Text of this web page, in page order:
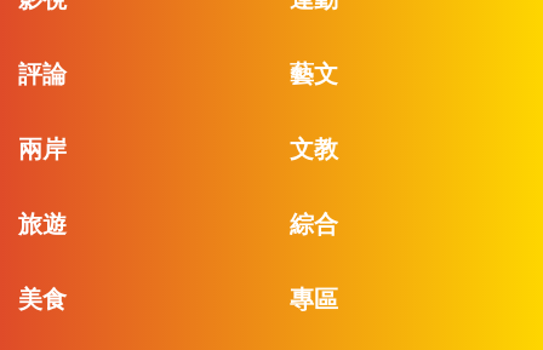
評論 藝文
兩岸 文教
旅遊 綜合
美食 專區